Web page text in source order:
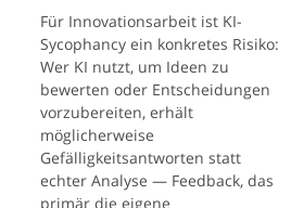
Für Innovationsarbeit ist KI-
Sycophancy ein konkretes Risiko:
Wer KI nutzt, um Ideen zu
bewerten oder Entscheidungen
vorzubereiten, erhält
möglicherweise
Gefälligkeitsantworten statt
echter Analyse — Feedback, das
primär die eigene